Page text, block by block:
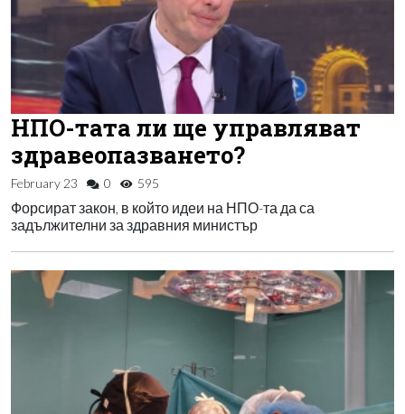
НПО-тата ли ще управляват
здравеопазването?
February 23 0 595
Форсират закон, в който идеи на НПО-та да са
задължителни за здравния министър